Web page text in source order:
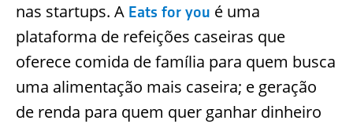
nas startups. A Eats for you é uma
plataforma de refeições caseiras que
oferece comida de família para quem busca
uma alimentação mais caseira; e geração
de renda para quem quer ganhar dinheiro